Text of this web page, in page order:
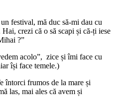
festival, mă duc să-mi dau cu
crezi că o să scapi și că-ți iese
?”
acolo”, zice și îmi face cu
își face temele.)
întorci frumos de la mare și
las, mai ales că avem și